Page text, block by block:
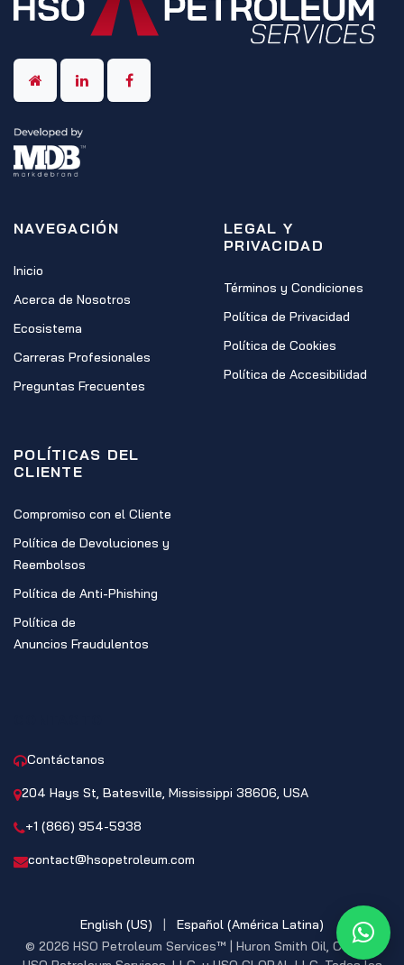
NAVEGACIÓN
Inicio
Acerca de Nosotros
Ecosistema
Carreras Profesionales
Preguntas Frecuentes
LEGAL Y
PRIVACIDAD
Términos y Condiciones
Política de Privacidad
Política de Cookies
Política de Accesibilidad
POLÍTICAS DEL
CLIENTE
Compromiso con el Cliente
Política de Devoluciones y
Reembolsos
Política de Anti-Phishing
Política de
Anuncios Fraudulentos
Contáctanos
204 Hays St, Batesville, Mississippi 38606, USA
+1 (866) 954-5938
contact@hsopetroleum.com
© 2026 HSO Petroleum Services™ | Huron Smith Oil, CO. INC,
English (US) | Español (América Latina)